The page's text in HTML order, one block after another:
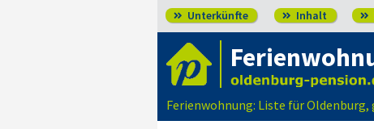
 Unterkünfte  Inhalt 
Ferienwohnung: Liste für